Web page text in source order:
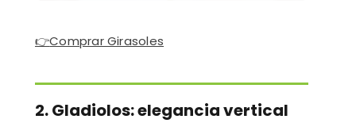
👉Comprar Girasoles
2. Gladiolos: elegancia vertical